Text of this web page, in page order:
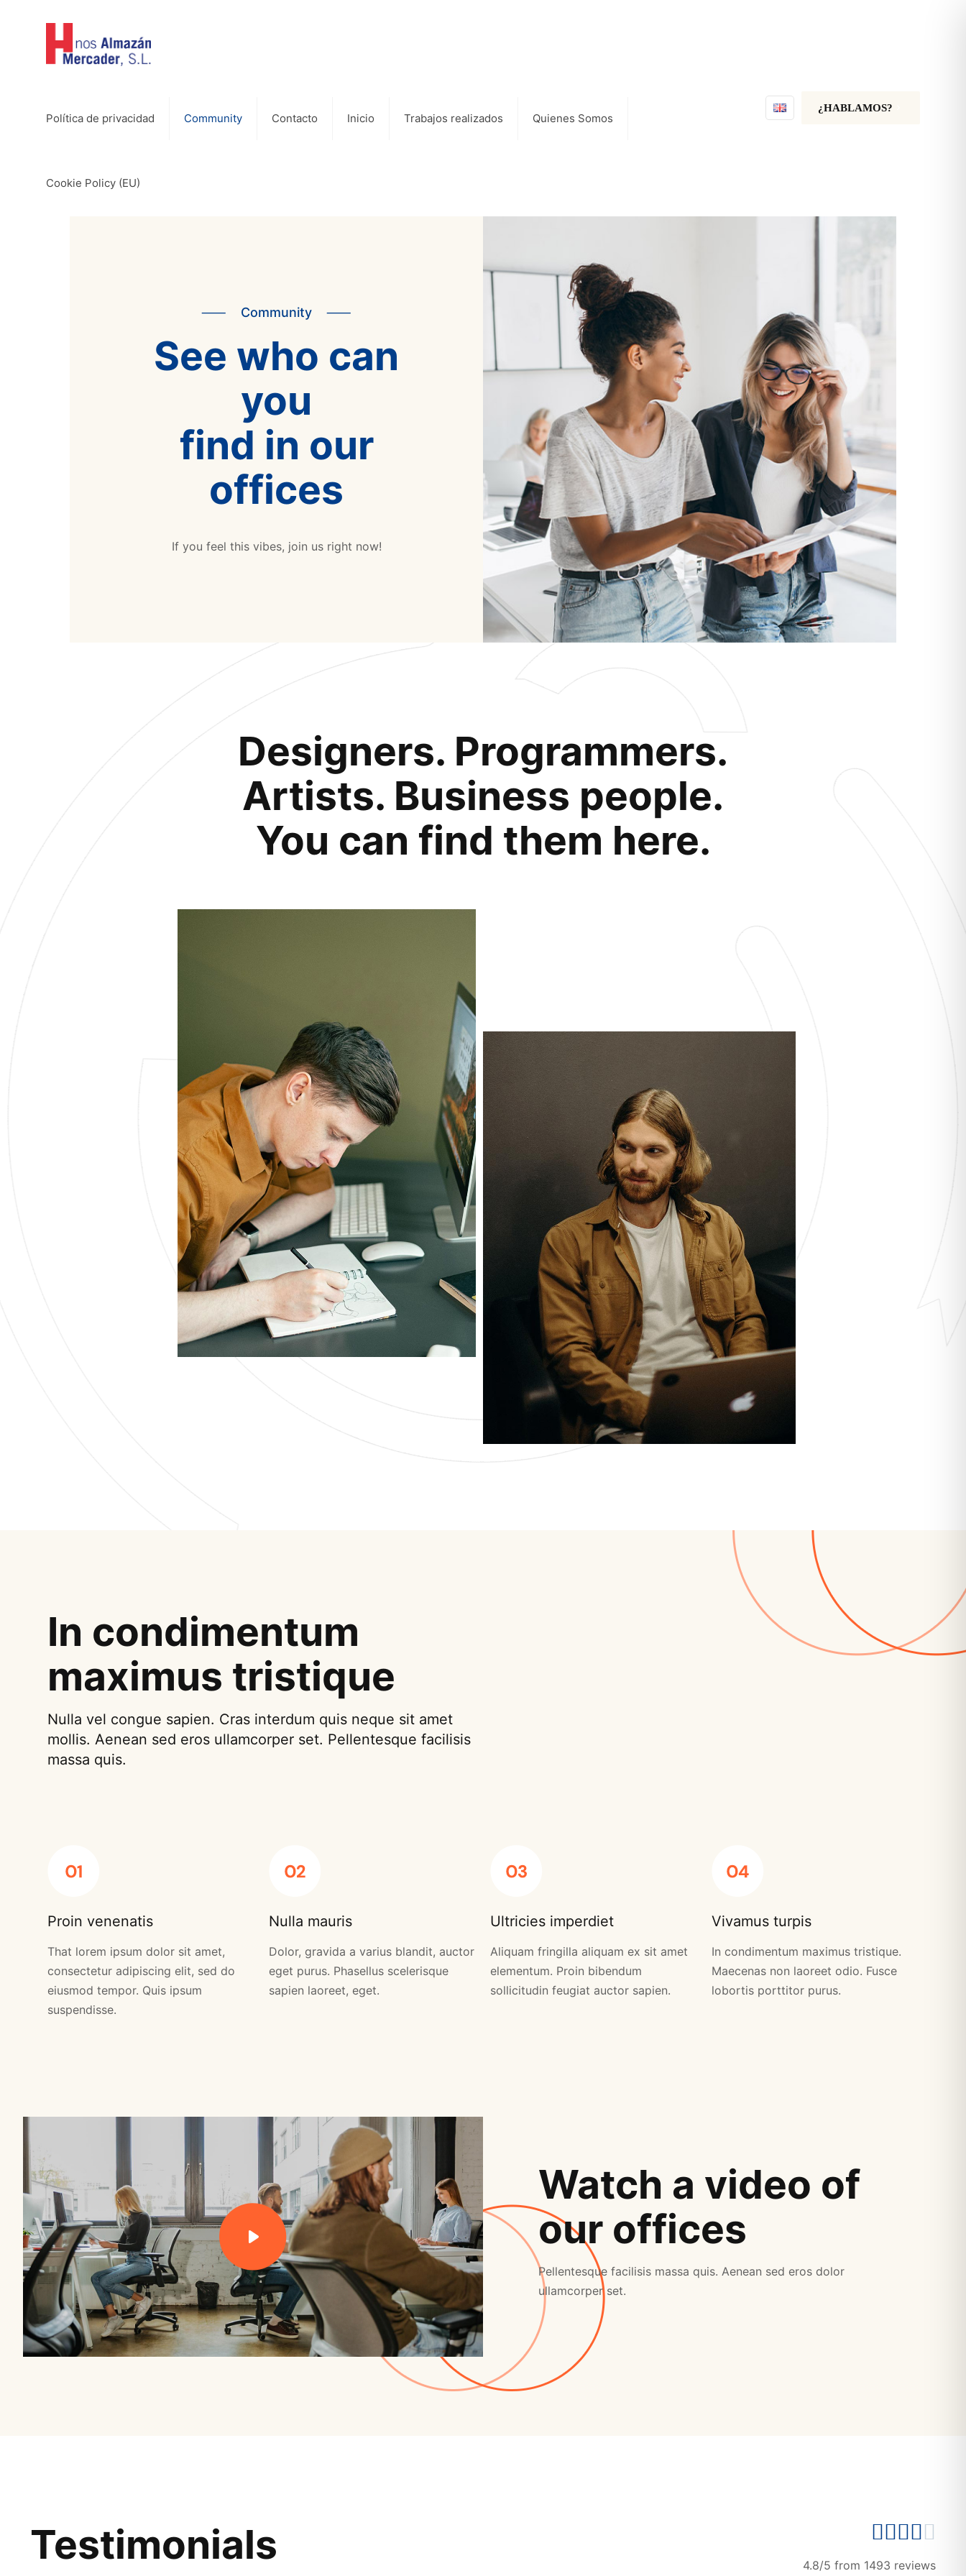
Política de privacidad Community Contacto Inicio Trabajos realizados Quienes Somos
Cookie Policy (EU)
¿HABLAMOS?
⸺ Community ⸺
See who can
you
find in our
offices
If you feel this vibes, join us right now!
Designers. Programmers.
Artists. Business people.
You can find them here.
In condimentum
maximus tristique
Nulla vel congue sapien. Cras interdum quis neque sit amet
mollis. Aenean sed eros ullamcorper set. Pellentesque facilisis
massa quis.
Proin venenatis
That lorem ipsum dolor sit amet,
consectetur adipiscing elit, sed do
eiusmod tempor. Quis ipsum
suspendisse.
Nulla mauris
Dolor, gravida a varius blandit, auctor
eget purus. Phasellus scelerisque
sapien laoreet, eget.
Ultricies imperdiet
Aliquam fringilla aliquam ex sit amet
elementum. Proin bibendum
sollicitudin feugiat auctor sapien.
Vivamus turpis
In condimentum maximus tristique.
Maecenas non laoreet odio. Fusce
lobortis porttitor purus.
Watch a video of
our offices
Pellentesque facilisis massa quis. Aenean sed eros dolor
ullamcorper set.
Testimonials 
4.8/5 from 1493 reviews